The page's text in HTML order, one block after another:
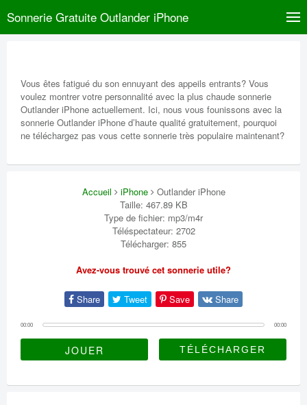
Sonnerie Gratuite Outlander iPhone
Vous êtes fatigué du son ennuyant des appeils entrants? Vous
voulez montrer votre personnalité avec la plus chaude sonnerie
Outlander iPhone actuellement. Ici, nous vous founissons avec la
sonnerie Outlander iPhone d’haute qualité gratuitement, pourquoi
ne téléchargez pas vous cette sonnerie très populaire maintenant?
Accueil iPhone
Outlander iPhone
Taille: 467.89 KB
Type de fichier: mp3/m4r
Téléspectateur: 2702
Télécharger: 855
Avez-vous trouvé cet sonnerie utile?
Share Tweet Save Share
00:00 00:00
JOUER